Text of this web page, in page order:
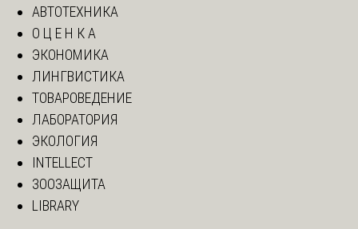
АВТОТЕХНИКА
О Ц Е Н К А
ЭКОНОМИКА
ЛИНГВИСТИКА
ТОВАРОВЕДЕНИЕ
ЛАБОРАТОРИЯ
ЭКОЛОГИЯ
INTELLECT
ЗООЗАЩИТА
LIBRARY